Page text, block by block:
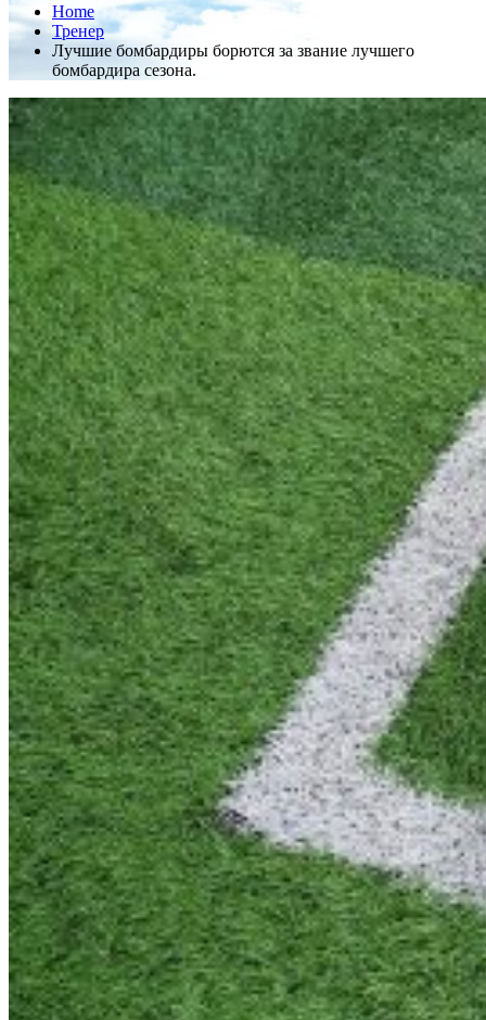
Home
Тренер
Лучшие бомбардиры борются за звание лучшего
бомбардира сезона.